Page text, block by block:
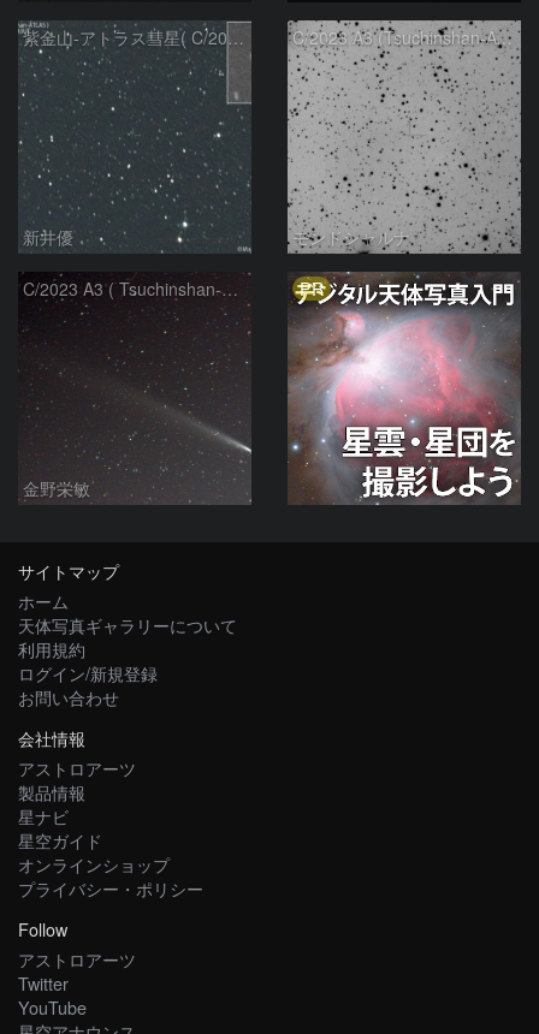
紫金山-アトラス彗星( C/2023A3 )：2025/09/16
新井優
C/2023 A3 (Tsuchinshan-ATLAS)
モンドシャルナ
C/2023 A3 ( Tsuchinshan-ATLAS )
金野栄敏
PR
サイトマップ
ホーム
天体写真ギャラリーについて
利用規約
ログイン/新規登録
お問い合わせ
会社情報
アストロアーツ
製品情報
星ナビ
星空ガイド
オンラインショップ
プライバシー・ポリシー
Follow
アストロアーツ
Twitter
YouTube